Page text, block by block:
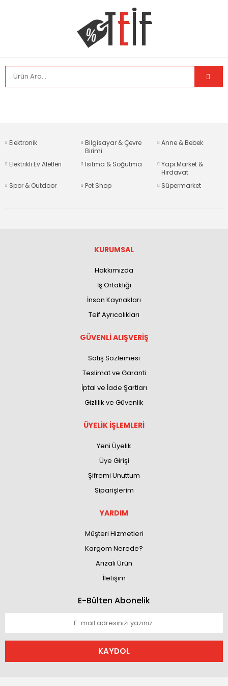
Elektronik
Bilgisayar & Çevre
Birimi
Anne & Bebek
Elektrikli Ev Aletleri Isıtma & Soğutma
Yapı Market &
Hırdavat
Spor & Outdoor
Pet Shop Süpermarket
KURUMSAL
Hakkımızda
İş Ortaklığı
İnsan Kaynakları
Teif Ayrıcalıkları
GÜVENLİ ALIŞVERİŞ
Satış Sözlemesi
Teslimat ve Garanti
İptal ve İade Şartları
Gizlilik ve Güvenlik
ÜYELİK İŞLEMLERİ
Yeni Üyelik
Üye Girişi
Şifremi Unuttum
Siparişlerim
YARDIM
Müşteri Hizmetleri
Kargom Nerede?
Arızalı Ürün
İletişim
E-Bülten Abonelik
KAYDOL